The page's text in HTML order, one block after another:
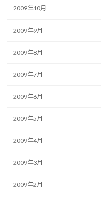
2009年10月
2009年9月
2009年8月
2009年7月
2009年6月
2009年5月
2009年4月
2009年3月
2009年2月